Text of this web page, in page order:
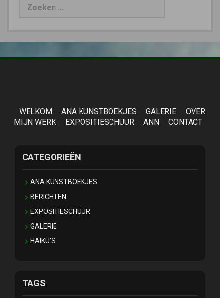
WELKOM ANA KUNSTBOEKJES GALERIE
OVER
MIJN WERK
EXPOSITIESCHUUR ANN CONTACT
CATEGORIEËN
ANA KUNSTBOEKJES
BERICHTEN
EXPOSITIESCHUUR
GALERIE
HAIKU'S
TAGS